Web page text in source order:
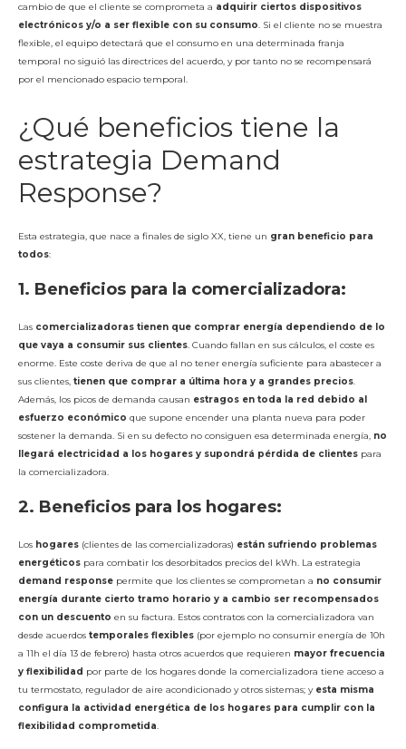
cambio de que el cliente se comprometa a adquirir ciertos dispositivos
electrónicos y/o a ser flexible con su consumo. Si el cliente no se muestra
flexible, el equipo detectará que el consumo en una determinada franja
temporal no siguió las directrices del acuerdo, y por tanto no se recompensará
por el mencionado espacio temporal.
¿Qué beneficios tiene la
estrategia Demand
Response?
Esta estrategia, que nace a finales de siglo XX, tiene un gran beneficio para
todos:
1. Beneficios para la comercializadora:
Las comercializadoras tienen que comprar energía dependiendo de lo
que vaya a consumir sus clientes. Cuando fallan en sus cálculos, el coste es
enorme. Este coste deriva de que al no tener energía suficiente para abastecer a
sus clientes, tienen que comprar a última hora y a grandes precios.
Además, los picos de demanda causan estragos en toda la red debido al
esfuerzo económico que supone encender una planta nueva para poder
sostener la demanda. Si en su defecto no consiguen esa determinada energía, no
llegará electricidad a los hogares y supondrá pérdida de clientes para
la comercializadora.
2. Beneficios para los hogares:
Los hogares (clientes de las comercializadoras) están sufriendo problemas
energéticos para combatir los desorbitados precios del kWh. La estrategia
demand response permite que los clientes se comprometan a no consumir
energía durante cierto tramo horario y a cambio ser recompensados
con un descuento en su factura. Estos contratos con la comercializadora van
desde acuerdos temporales flexibles (por ejemplo no consumir energía de 10h
a 11h el día 13 de febrero) hasta otros acuerdos que requieren mayor frecuencia
y flexibilidad por parte de los hogares donde la comercializadora tiene acceso a
tu termostato, regulador de aire acondicionado y otros sistemas; y esta misma
configura la actividad energética de los hogares para cumplir con la
flexibilidad comprometida.